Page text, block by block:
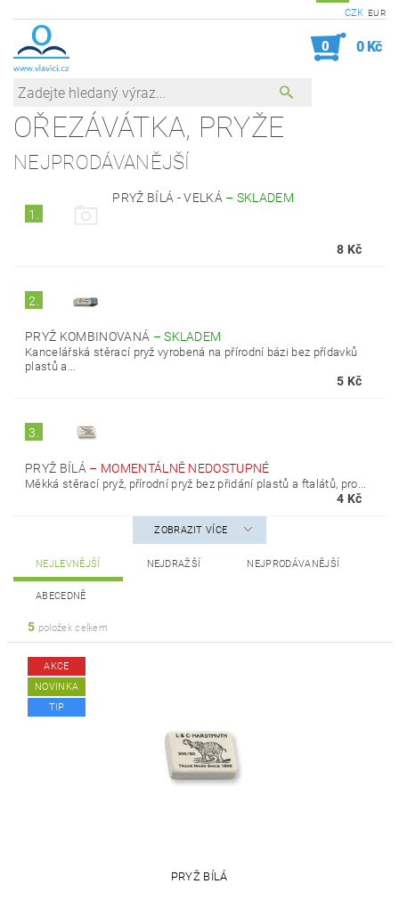
CZK EUR
0 0 Kč
OŘEZÁVÁTKA, PRYŽE
NEJPRODÁVANĚJŠÍ
1.
PRYŽ BÍLÁ - VELKÁ – SKLADEM
8 Kč
2.
PRYŽ KOMBINOVANÁ –SKLADEM
Kancelářská stěrací pryž vyrobená na přírodní bázi bez přídavků
plastů a...
5 Kč
3.
PRYŽ BÍLÁ – MOMENTÁLNĚ NEDOSTUPNÉ
Měkká stěrací pryž, přírodní pryž bez přidání plastů a ftalátů, pro...
4 Kč
ZOBRAZIT VÍCE
NEJLEVNĚJŠÍ NEJDRAŽŠÍ NEJPRODÁVANĚJŠÍ
ABECEDNĚ
5 položek celkem
AKCE
NOVINKA
TIP
PRYŽ BÍLÁ